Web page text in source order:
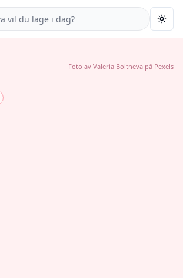
Foto av Valeria Boltneva på Pexels